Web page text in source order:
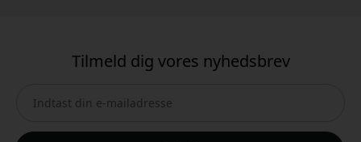
Tilmeld dig vores nyhedsbrev